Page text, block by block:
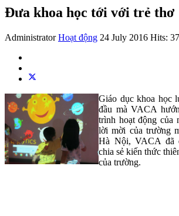
Đưa khoa học tới với trẻ thơ
Administrator Hoạt động 24 July 2016 Hits:
Giáo dục khoa học
đầu mà VACA
trình hoạt động của
lời mời của trường
Hà Nội, VACA đã
chia sẻ kiến thức
của trường.